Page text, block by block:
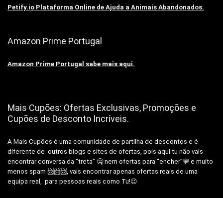
Petify.io Plataforma Online de Ajuda a Animais Abandonados.
Amazon Prime Portugal
Amazon Prime Portugal sabe mais aqui.
Mais Cupões: Ofertas Exclusivas, Promoções e
Cupões de Desconto Incríveis.
A Mais Cupões é uma comunidade de partilha de descontos e é
diferente de outros blogs e sites de ofertas, pois aqui tu não vais
encontrar conversa da “treta” 🤐 nem ofertas para “encher”💬 e muito
menos spam 📨📨📨, vais encontrar apenas ofertas reais de uma
equipa real, para pessoas reais como Tu!😉